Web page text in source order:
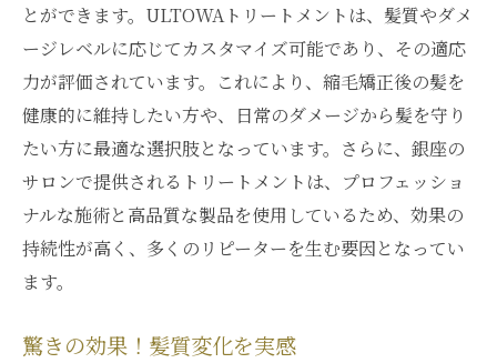
縮毛矯正との違いを知る
ヘアスタイルの未来を変えるトリートメン
ト
髪のダメージを修復銀座のULTOWAトリートメ
ントで輝く私に
ダメージヘアの救世主、ULTOWAトリート
メント
銀座で美しい髪を取り戻す
ダメージ修復の新しいアプローチ
とができます。ULTOWAトリートメントは、髪質やダメ
ージレベルに応じてカスタマイズ可能であり、その適応
力が評価されています。これにより、縮毛矯正後の髪を
健康的に維持したい方や、日常のダメージから髪を守り
たい方に最適な選択肢となっています。さらに、銀座の
サロンで提供されるトリートメントは、プロフェッショ
ナルな施術と高品質な製品を使用しているため、効果の
持続性が高く、多くのリピーターを生む要因となってい
ます。
驚きの効果！髪質変化を実感